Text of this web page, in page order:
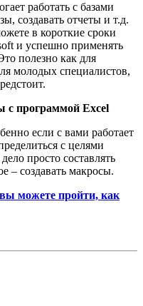
работать с базами
создавать отчеты и т.д.
в короткие сроки
и успешно применять
полезно как для
молодых специалистов,
с программой Excel
если с вами работает
с целями
просто составлять
– создавать макросы.
можете пройти, как